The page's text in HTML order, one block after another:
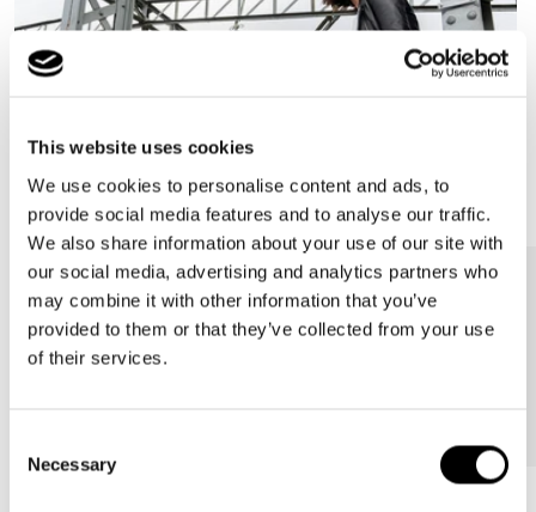
This website uses cookies
We use cookies to personalise content and ads, to
provide social media features and to analyse our traffic.
We also share information about your use of our site with
our social media, advertising and analytics partners who
may combine it with other information that you’ve
provided to them or that they’ve collected from your use
of their services.
Selection
Necessary